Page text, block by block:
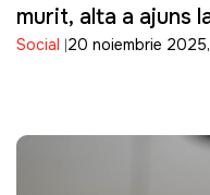
murit, alta a ajuns
la locul faptei
Social 20 noiembrie